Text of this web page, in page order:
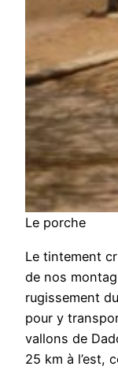
Le porche
Le tintement
de nos
rugissement
pour y
vallons de
25 km à l’est,